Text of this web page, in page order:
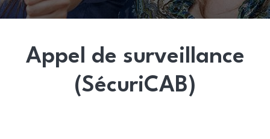
Appel de surveillance
(SécuriCAB)